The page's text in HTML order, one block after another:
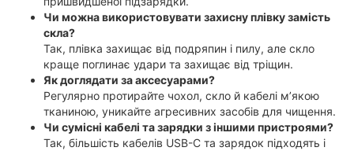
Чи можна використовувати захисну плівку замість
скла?
Так, плівка захищає від подряпин і пилу, але скло
краще поглинає удари та захищає від тріщин.
Як доглядати за аксесуарами?
Регулярно протирайте чохол, скло й кабелі м’якою
тканиною, уникайте агресивних засобів для чищення.
Чи сумісні кабелі та зарядки з іншими пристроями?
Так, більшість кабелів USB-C та зарядок підходять і